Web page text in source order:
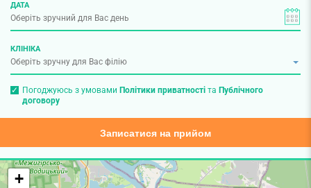
ДАТА
КЛІНІКА
Погоджуюсь з умовами Політики приватностіта Публічного
договору
Записатися на прийом
+